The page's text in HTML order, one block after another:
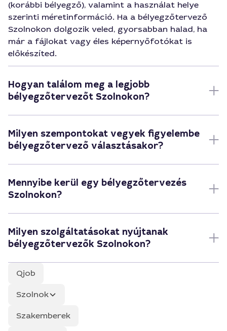
(korábbi bélyegző), valamint a használat helye
szerinti méretinformáció. Ha a bélyegzőtervező
Szolnokon dolgozik veled, gyorsabban halad, ha
már a fájlokat vagy éles képernyőfotókat is
előkészíted.
Hogyan találom meg a legjobb
bélyegzőtervezőt Szolnokon?
Milyen szempontokat vegyek figyelembe
bélyegzőtervező választásakor?
Mennyibe kerül egy bélyegzőtervezés
Szolnokon?
Milyen szolgáltatásokat nyújtanak
bélyegzőtervezők Szolnokon?
Qjob
Szolnok
Szakemberek